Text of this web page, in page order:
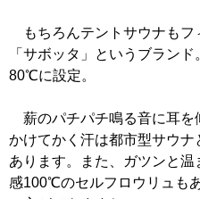
もちろんテントサウナもフ
「サボッタ」というブラン
80℃に設定。
薪のパチパチ鳴る音に耳を
かけてかく汗は都市型サウナ
あります。また、ガツンと
感100℃のセルフロウリュも